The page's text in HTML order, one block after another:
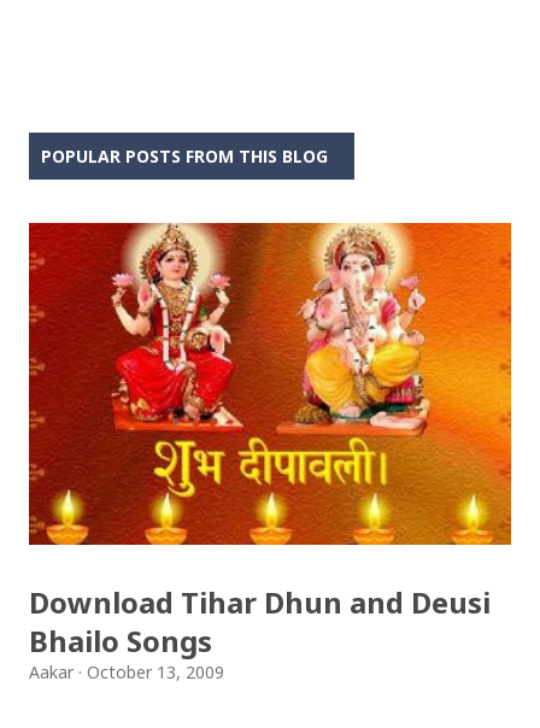
POPULAR POSTS FROM THIS BLOG
Download Tihar Dhun and Deusi
Bhailo Songs
Aakar October 13, 2009